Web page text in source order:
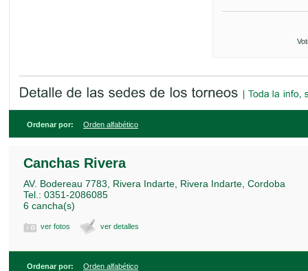
Ordenar por: Orden alfabético
Canchas Rivera
AV. Bodereau 7783, Rivera Indarte, Rivera Indarte, Cordoba
Tel.: 0351-2086085
6 cancha(s)
ver fotos ver detalles
Ordenar por: Orden alfabético